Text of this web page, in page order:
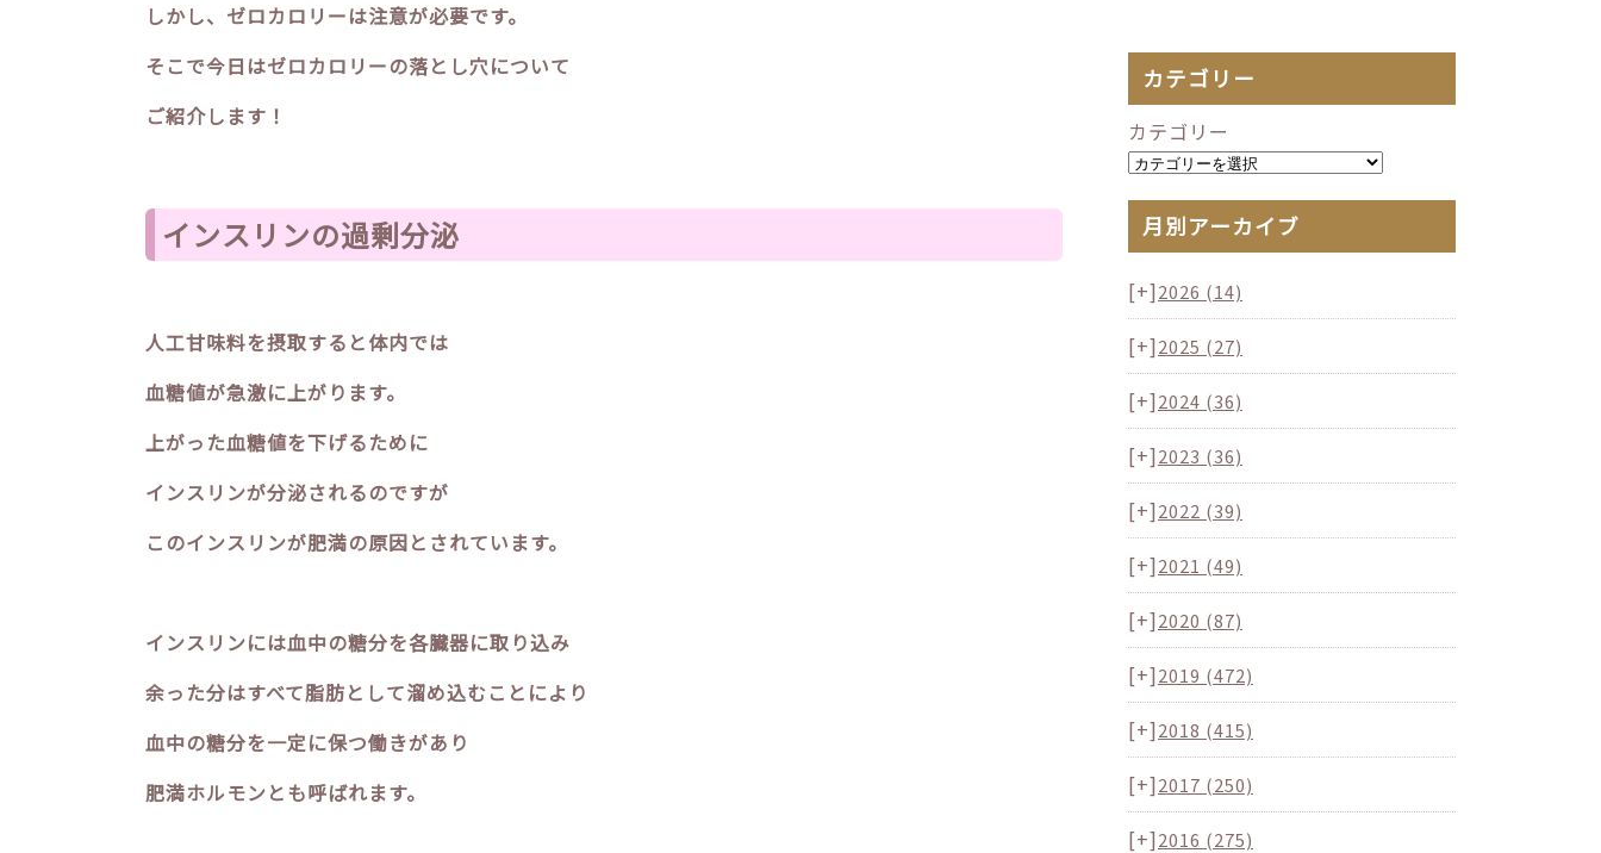
しかし、ゼロカロリーは注意が必要です。
そこで今日はゼロカロリーの落とし穴について
ご紹介します！
インスリンの過剰分泌
人工甘味料を摂取すると体内では
血糖値が急激に上がります。
上がった血糖値を下げるために
インスリンが分泌されるのですが
このインスリンが肥満の原因とされています。
インスリンには血中の糖分を各臓器に取り込み
余った分はすべて脂肪として溜め込むことにより
血中の糖分を一定に保つ働きがあり
肥満ホルモンとも呼ばれます。
カテゴリー
カテゴリー
月別アーカイブ
[+]2026 (14)
[+]2025 (27)
[+]2024 (36)
[+]2023 (36)
[+]2022 (39)
[+]2021 (49)
[+]2020 (87)
[+]2019 (472)
[+]2018 (415)
[+]2017 (250)
[+]2016 (275)